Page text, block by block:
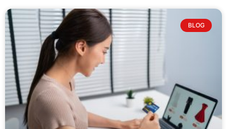
BLOG